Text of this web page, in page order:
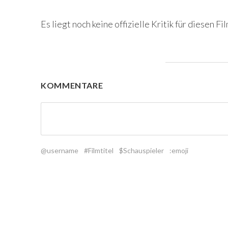
Es liegt noch keine offizielle Kritik für diesen
KOMMENTARE
@username #Filmtitel $Schauspieler :emoji